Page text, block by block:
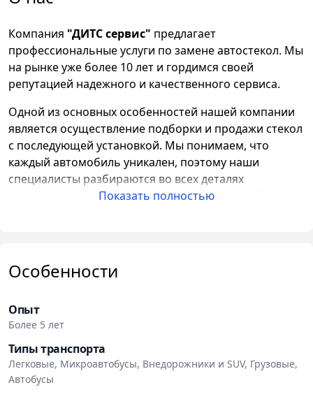
Компания "ДИТС сервис" предлагает
профессиональные услуги по замене автостекол. Мы
на рынке уже более 10 лет и гордимся своей
репутацией надежного и качественного сервиса.
Одной из основных особенностей нашей компании
является осуществление подборки и продажи стекол
с последующей установкой. Мы понимаем, что
каждый автомобиль уникален, поэтому наши
специалисты разбираются во всех деталях
автостекол и помогут подобрать правильный
обслуживание. Мы предлагаем услуги замены
позволяет найти оптимально удобный для вас
вариант. Кроме того, наш специалист может
приехать к вам в любую точку Минска, для вашего
удобства.
У нас в наличии имеется огромный выбор
Показать полностью
Особенности
Опыт
Более 5 лет
Типы транспорта
Легковые, Микроавтобусы, Внедорожники и SUV, Грузовые,
Автобусы